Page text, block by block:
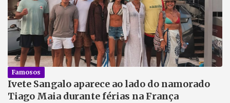
Famosos
Ivete Sangalo aparece ao lado do namorado
Tiago Maia durante férias na França